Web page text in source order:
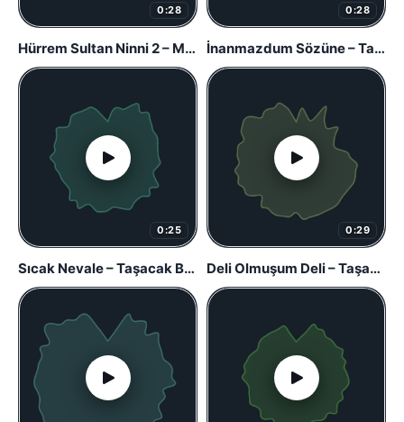
0:28
Hürrem Sultan Ninni 2 – Muhteşem Yüzyıl
0:28
İnanmazdum Sözüne – Taşacak Bu Deniz
0:25
Sıcak Nevale – Taşacak Bu Deniz
0:29
Deli Olmuşum Deli – Taşacak Bu Deniz